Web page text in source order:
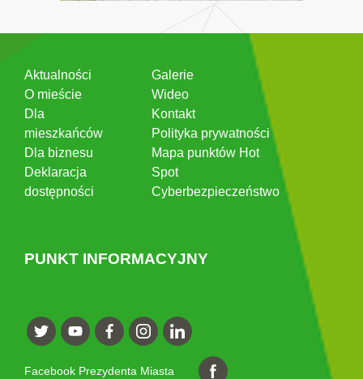
Aktualności
O mieście
Dla
mieszkańców
Dla biznesu
Deklaracja
dostępności
Galerie
Wideo
Kontakt
Polityka prywatności
Mapa punktów Hot
Spot
Cyberbezpieczeństwo
PUNKT INFORMACYJNY
Facebook Prezydenta Miasta